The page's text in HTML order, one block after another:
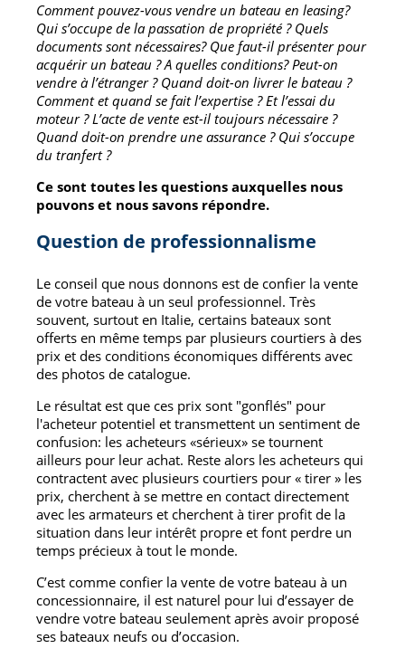
Comment pouvez-vous vendre un bateau en leasing?
Qui s’occupe de la passation de propriété ? Quels
documents sont nécessaires? Que faut-il présenter pour
acquérir un bateau ? A quelles conditions? Peut-on
vendre à l’étranger ? Quand doit-on livrer le bateau ?
Comment et quand se fait l’expertise ? Et l’essai du
moteur ? L’acte de vente est-il toujours nécessaire ?
Quand doit-on prendre une assurance ? Qui s’occupe
du tranfert ?
Ce sont toutes les questions auxquelles nous
pouvons et nous savons répondre.
Question de professionnalisme
Le conseil que nous donnons est de confier la vente
de votre bateau à un seul professionnel. Très
souvent, surtout en Italie, certains bateaux sont
offerts en même temps par plusieurs courtiers à des
prix et des conditions économiques différents avec
des photos de catalogue.
Le résultat est que ces prix sont "gonflés" pour
l'acheteur potentiel et transmettent un sentiment de
confusion: les acheteurs «sérieux» se tournent
ailleurs pour leur achat. Reste alors les acheteurs qui
contractent avec plusieurs courtiers pour « tirer » les
prix, cherchent à se mettre en contact directement
avec les armateurs et cherchent à tirer profit de la
situation dans leur intérêt propre et font perdre un
temps précieux à tout le monde.
C’est comme confier la vente de votre bateau à un
concessionnaire, il est naturel pour lui d’essayer de
vendre votre bateau seulement après avoir proposé
ses bateaux neufs ou d’occasion.